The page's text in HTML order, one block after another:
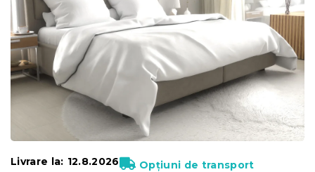
Livrare la: 12.8.2026 Opțiuni de transport